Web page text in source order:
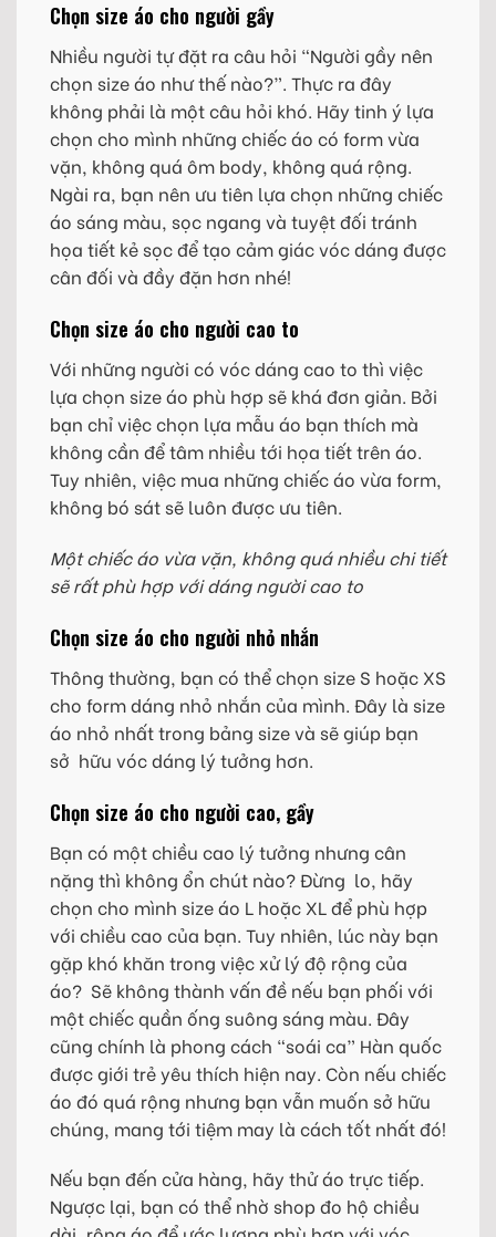
Chọn size áo cho người gầy
Nhiều người tự đặt ra câu hỏi “Người gầy nên
chọn size áo như thế nào?”. Thực ra đây
không phải là một câu hỏi khó. Hãy tinh ý lựa
chọn cho mình những chiếc áo có form vừa
vặn, không quá ôm body, không quá rộng.
Ngài ra, bạn nên ưu tiên lựa chọn những chiếc
áo sáng màu, sọc ngang và tuyệt đối tránh
họa tiết kẻ sọc để tạo cảm giác vóc dáng được
cân đối và đầy đặn hơn nhé!
Chọn size áo cho người cao to
Với những người có vóc dáng cao to thì việc
lựa chọn size áo phù hợp sẽ khá đơn giản. Bởi
bạn chỉ việc chọn lựa mẫu áo bạn thích mà
không cần để tâm nhiều tới họa tiết trên áo.
Tuy nhiên, việc mua những chiếc áo vừa form,
không bó sát sẽ luôn được ưu tiên.
Một chiếc áo vừa vặn, không quá nhiều chi tiết
sẽ rất phù hợp với dáng người cao to
Chọn size áo cho người nhỏ nhắn
Thông thường, bạn có thể chọn size S hoặc XS
cho form dáng nhỏ nhắn của mình. Đây là size
áo nhỏ nhất trong bảng size và sẽ giúp bạn
sở hữu vóc dáng lý tưởng hơn.
Chọn size áo cho người cao, gầy
Bạn có một chiều cao lý tưởng nhưng cân
nặng thì không ổn chút nào? Đừng lo, hãy
chọn cho mình size áo L hoặc XL để phù hợp
với chiều cao của bạn. Tuy nhiên, lúc này bạn
gặp khó khăn trong việc xử lý độ rộng của
áo? Sẽ không thành vấn đề nếu bạn phối với
một chiếc quần ống suông sáng màu. Đây
cũng chính là phong cách “soái ca” Hàn quốc
được giới trẻ yêu thích hiện nay. Còn nếu chiếc
áo đó quá rộng nhưng bạn vẫn muốn sở hữu
chúng, mang tới tiệm may là cách tốt nhất đó!
Nếu bạn đến cửa hàng, hãy thử áo trực tiếp.
Ngược lại, bạn có thể nhờ shop đo hộ chiều